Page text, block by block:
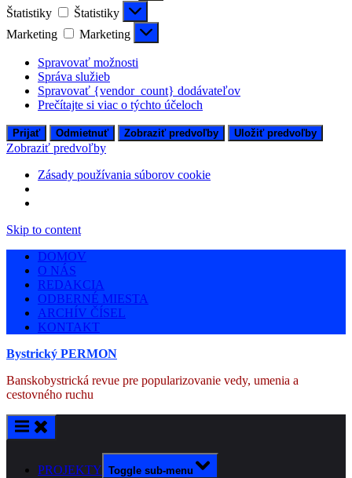
Štatistiky
Štatistiky
Marketing
Marketing
Spravovať možnosti
Správa služieb
Spravovať {vendor_count} dodávateľov
Prečítajte si viac o týchto účeloch
Prijať Odmietnuť Zobraziť predvoľby Uložiť predvoľby
Zobraziť predvoľby
Zásady používania súborov cookie
Skip to content
DOMOV
O NÁS
REDAKCIA
ODBERNÉ MIESTA
ARCHÍV ČÍSEL
KONTAKT
Bystrický PERMON
Banskobystrická revue pre popularizovanie vedy, umenia a
cestovného ruchu
PROJEKTY Toggle sub-menu